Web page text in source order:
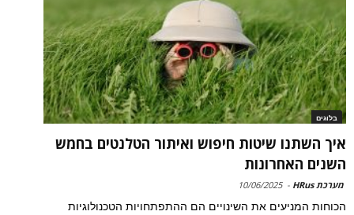
בלוגים
איך השתנו שיטות חיפוש ואיתור הטלנטים בחמש
השנים האחרונות
מערכת HRus -
10/06/2025
הכוחות המניעים את השינויים הם ההתפתחויות הטכנולוגיות